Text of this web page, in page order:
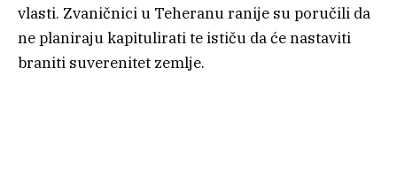
vlasti. Zvaničnici u Teheranu ranije su poručili da
ne planiraju kapitulirati te ističu da će nastaviti
braniti suverenitet zemlje.